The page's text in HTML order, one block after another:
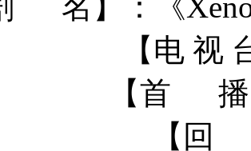
【电 视
【首 播
【回